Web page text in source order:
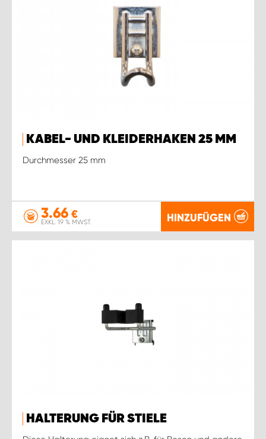
KABEL- UND KLEIDERHAKEN 25 MM
Durchmesser 25 mm
3.66 €
EXKL. 19 % MWST. HINZUFÜGEN
HALTERUNG FÜR STIELE